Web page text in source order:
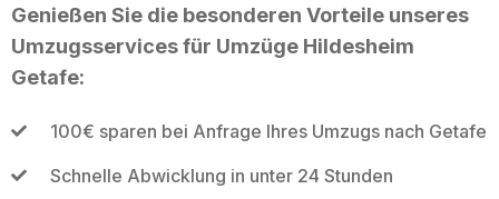
Genießen Sie die besonderen Vorteile unseres
Umzugsservices für Umzüge Hildesheim
Getafe:
100€ sparen bei Anfrage Ihres Umzugs nach Getafe
Schnelle Abwicklung in unter 24 Stunden